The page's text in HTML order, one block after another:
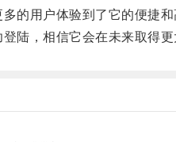
用户体验到了它的便捷和
，相信它会在未来取得更